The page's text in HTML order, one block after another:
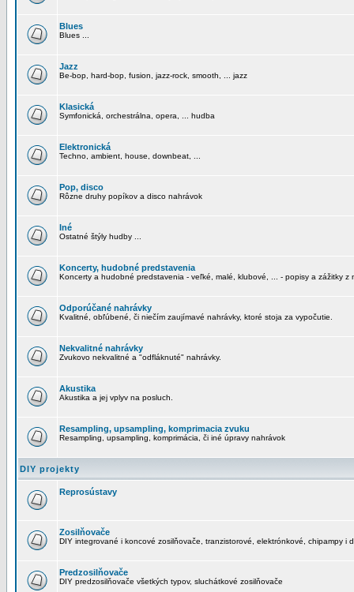
Blues
Blues ...
Jazz
Be-bop, hard-bop, fusion, jazz-rock, smooth, ... jazz
Klasická
Symfonická, orchestrálna, opera, ... hudba
Elektronická
Techno, ambient, house, downbeat, ...
Pop, disco
Rôzne druhy popíkov a disco nahrávok
Iné
Ostatné štýly hudby ...
Koncerty, hudobné predstavenia
Koncerty a hudobné predstavenia - veľké, malé, klubové, ... - popisy a zážitky z
Odporúčané nahrávky
Kvalitné, obľúbené, či niečím zaujímavé nahrávky, ktoré stoja za vypočutie.
Nekvalitné nahrávky
Zvukovo nekvalitné a "odfláknuté" nahrávky.
Akustika
Akustika a jej vplyv na posluch.
Resampling, upsampling, komprimacia zvuku
Resampling, upsampling, komprimácia, či iné úpravy nahrávok
DIY projekty
Reprosústavy
Zosilňovače
DIY integrované i koncové zosilňovače, tranzistorové, elektrónkové, chipampy i
Predzosilňovače
DIY predzosilňovače všetkých typov, sluchátkové zosilňovače